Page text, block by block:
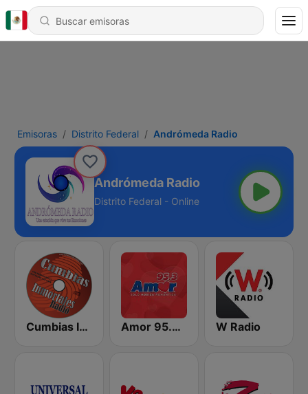
Emisoras Distrito Federal Andrómeda Radio
Andrómeda Radio
Distrito Federal - Online
Cumbias Inmortales Radio Amor 95.3 FM W Radio